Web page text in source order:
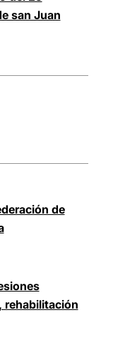
san Juan
de
rehabilitación